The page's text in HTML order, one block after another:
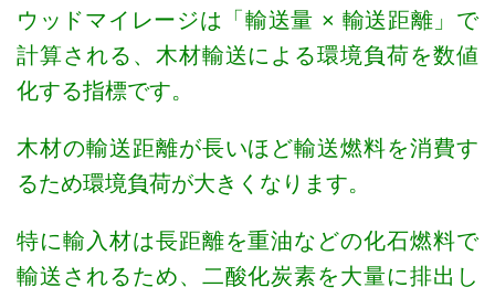
ウッドマイレージは「輸送量 × 輸送距離」で
計算される、木材輸送による環境負荷を数値
化する指標です。
木材の輸送距離が長いほど輸送燃料を消費す
るため環境負荷が大きくなります。
特に輸入材は長距離を重油などの化石燃料で
輸送されるため、二酸化炭素を大量に排出し